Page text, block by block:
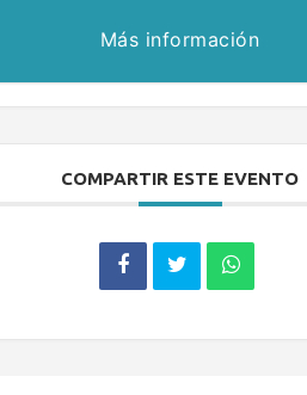
Más información
COMPARTIR ESTE EVENTO